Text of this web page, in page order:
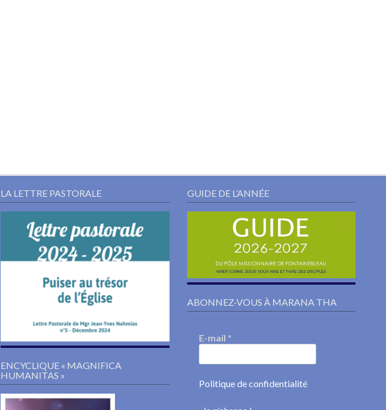
LA LETTRE PASTORALE
ENCYCLIQUE « MAGNIFICA
HUMANITAS »
GUIDE DE L’ANNÉE
ABONNEZ-VOUS À MARANA THA
E-mail *
Politique de confidentialité